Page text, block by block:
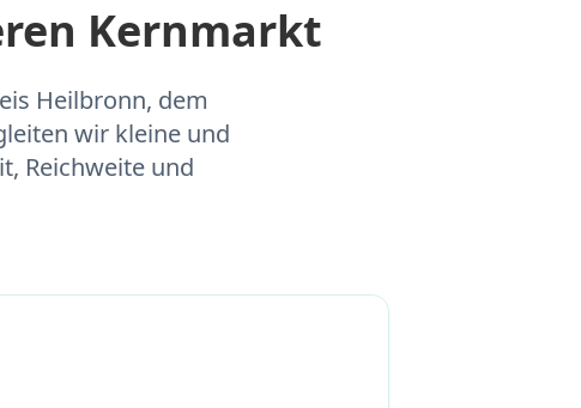
Kernmarkt
Heilbronn, dem
wir kleine und
Reichweite und